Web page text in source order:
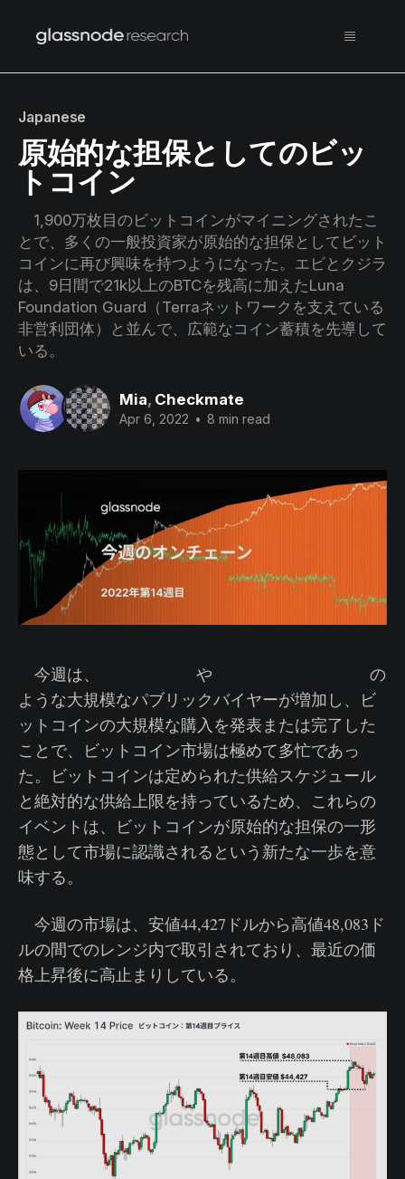
Japanese
原始的な担保としてのビッ
トコイン
1,900万枚目のビットコインがマイニングされたこ
とで、多くの一般投資家が原始的な担保としてビット
コインに再び興味を持つようになった。エビとクジラ
は、9日間で21k以上のBTCを残高に加えたLuna
Foundation Guard（Terraネットワークを支えている
非営利団体）と並んで、広範なコイン蓄積を先導して
いる。
Mia, Checkmate
Apr 6, 2022 • 8 min read
今週は、 や
の
ような大規模なパブリックバイヤーが増加し、ビ
ットコインの大規模な購入を発表または完了した
ことで、ビットコイン市場は極めて多忙であっ
た。ビットコインは定められた供給スケジュール
と絶対的な供給上限を持っているため、これらの
イベントは、ビットコインが原始的な担保の一形
態として市場に認識されるという新たな一歩を意
味する。
今週の市場は、安値44,427ドルから高値48,083ド
ルの間でのレンジ内で取引されており、最近の価
格上昇後に高止まりしている。